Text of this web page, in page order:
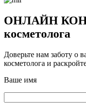
ОНЛАЙН
косметолога
Доверьте нам заботу о
косметолога и
Ваше имя